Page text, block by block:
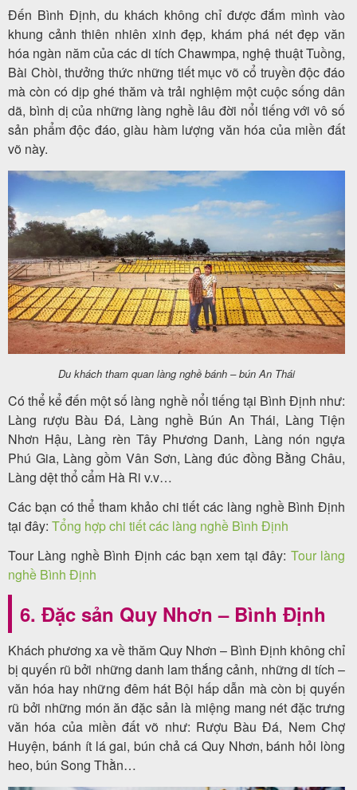
Đến Bình Định, du khách không chỉ được đắm mình vào
khung cảnh thiên nhiên xinh đẹp, khám phá nét đẹp văn
hóa ngàn năm của các di tích Chawmpa, nghệ thuật Tuồng,
Bài Chòi, thưởng thức những tiết mục võ cổ truyền độc đáo
mà còn có dịp ghé thăm và trải nghiệm một cuộc sống dân
dã, bình dị của những làng nghề lâu đời nổi tiếng với vô số
sản phẩm độc đáo, giàu hàm lượng văn hóa của miền đất
võ này.
Du khách tham quan làng nghề bánh – bún An Thái
Có thể kể đến một số làng nghề nổi tiếng tại Bình Định như:
Làng rượu Bàu Đá, Làng nghề Bún An Thái, Làng Tiện
Nhơn Hậu, Làng rèn Tây Phương Danh, Làng nón ngựa
Phú Gia, Làng gồm Vân Sơn, Làng đúc đồng Bằng Châu,
Làng dệt thổ cẩm Hà Ri v.v…
Các bạn có thể tham khảo chi tiết các làng nghề Bình Định
tại đây: Tổng hợp chi tiết các làng nghề Bình Định
Tour Làng nghề Bình Định các bạn xem tại đây: Tour làng
nghề Bình Định
6. Đặc sản Quy Nhơn – Bình Định
Khách phương xa về thăm Quy Nhơn – Bình Định không chỉ
bị quyến rũ bởi những danh lam thắng cảnh, những di tích –
văn hóa hay những đêm hát Bội hấp dẫn mà còn bị quyến
rũ bởi những món ăn đặc sản là miệng mang nét đặc trưng
văn hóa của miền đất võ như: Rượu Bàu Đá, Nem Chợ
Huyện, bánh ít lá gai, bún chả cá Quy Nhơn, bánh hỏi lòng
heo, bún Song Thằn…